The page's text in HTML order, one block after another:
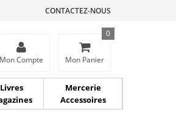
CONTACTEZ-NOUS
Mon Compte Mon Panier
0
Livres
Mercerie
Accessoires